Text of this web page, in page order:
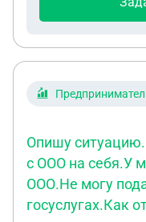
Опишу
с ООО на себя.У
ООО.Не могу
госуслугах.Как